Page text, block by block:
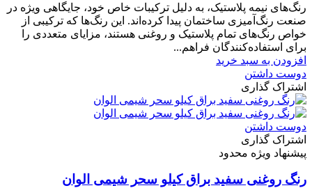
رنگ‌های نیمه پلاستیک، به دلیل ترکیبات خاص خود، جایگاهی ویژه در
صنعت رنگ‌آمیزی ساختمان پیدا کرده‌اند. این رنگ‌ها که ترکیبی از
خواص رنگ‌های تمام پلاستیک و روغنی هستند، مزایای متعددی را
برای استفاده‌کنندگان فراهم...
افزودن به سبد خرید
دوست داشتن
اشتراک گذاری
دوست داشتن
اشتراک گذاری
پیشنهاد ویژه محدود
رنگ روغنی سفید براق کیلو سحر شیمی الوان